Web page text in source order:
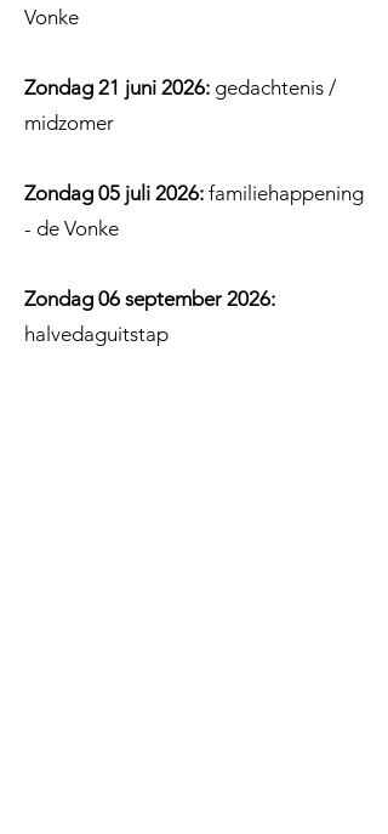
Vonke
Zondag 21 juni 2026: gedachtenis /
midzomer
Zondag 05 juli 2026: familiehappening
- de Vonke
Zondag 06 september 2026:
halvedaguitstap